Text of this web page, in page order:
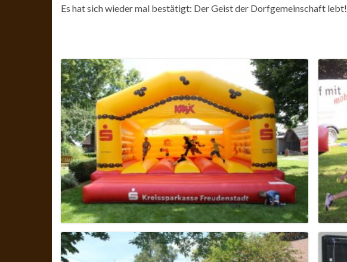
Es hat sich wieder mal bestätigt: Der Geist der Dorfgemeinschaft lebt!